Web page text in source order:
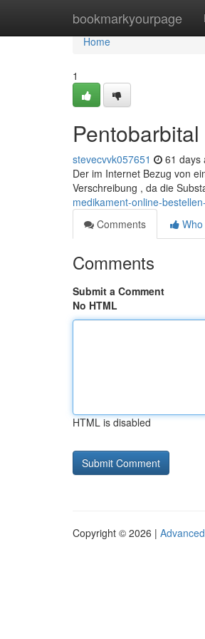
bookmarkyourpage
Home
Home
1
stevecvvk057651 61 days
Der im Internet Bezug von
Verschreibung , da die
medikament-online-
Comments
Comments
Submit a Comment
No HTML
HTML is disabled
Copyright © 2026 |